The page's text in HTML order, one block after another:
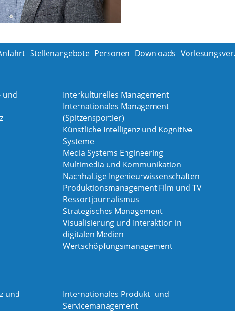
Stellenangebote Personen Downloads
und
Interkulturelles Management
Internationales Management
(Spitzensportler)
Künstliche Intelligenz und Kognitive
Systeme
Media Systems Engineering
Multimedia und Kommunikation
Nachhaltige Ingenieurwissenschaften
Produktionsmanagement Film und TV
Ressortjournalismus
Strategisches Management
Visualisierung und Interaktion in
digitalen Medien
Wertschöpfungsmanagement
und
Internationales Produkt- und
Servicemanagement